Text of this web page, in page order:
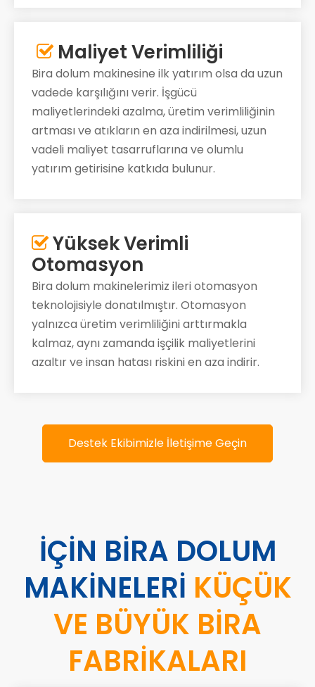
 Maliyet Verimliliği
Bira dolum makinesine ilk yatırım olsa da uzun
vadede karşılığını verir. İşgücü
maliyetlerindeki azalma, üretim verimliliğinin
artması ve atıkların en aza indirilmesi, uzun
vadeli maliyet tasarruflarına ve olumlu
yatırım getirisine katkıda bulunur.
 Yüksek Verimli
Otomasyon
Bira dolum makinelerimiz ileri otomasyon
teknolojisiyle donatılmıştır. Otomasyon
yalnızca üretim verimliliğini arttırmakla
kalmaz, aynı zamanda işçilik maliyetlerini
azaltır ve insan hatası riskini en aza indirir.
Destek Ekibimizle İletişime Geçin
İÇİN BİRA DOLUM
MAKİNELERİ KÜÇÜK
VE BÜYÜK BİRA
FABRİKALARI